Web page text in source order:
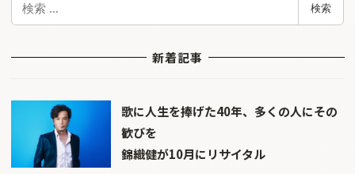
検索
新着記事
歌に人生を捧げた40年、多くの人にその
歓びを
錦織健が10月にリサイタル